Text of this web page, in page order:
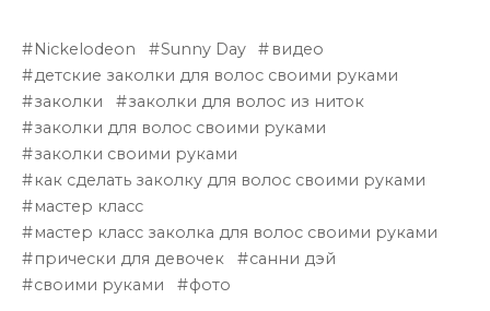
Nickelodeon Sunny Day
видео
детские заколки для волос своими руками
заколки
заколки для волос из ниток
заколки для волос своими руками
заколки своими руками
как сделать заколку для волос своими руками
мастер класс
мастер класс заколка для волос своими руками
прически для девочек
санни дэй
своими руками
фото